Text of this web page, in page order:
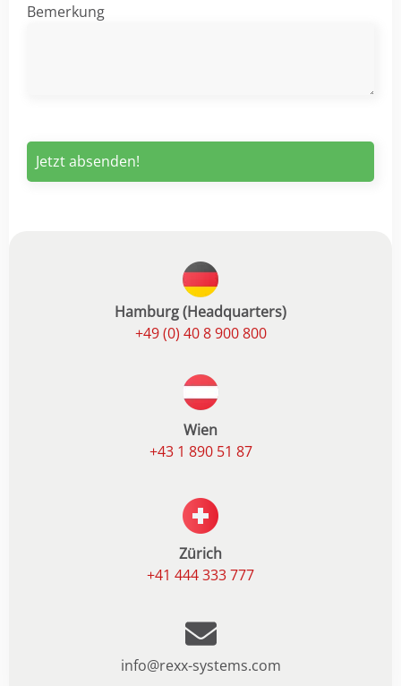
Hamburg (Headquarters)
+49 (0) 40 8 900 800
Wien
+43 1 890 51 87
Zürich
+41 444 333 777
info@rexx-systems.com
Bemerkung